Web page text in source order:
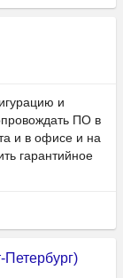
и
ПО в
и в офисе и на
гарантийное
Петербург)